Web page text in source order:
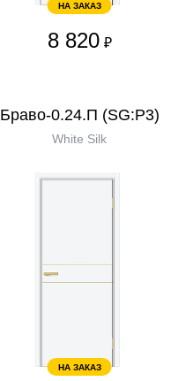
НА ЗАКАЗ
8 820 ₽
Браво-0.24.П (SG:P3)
White Silk
НА ЗАКАЗ